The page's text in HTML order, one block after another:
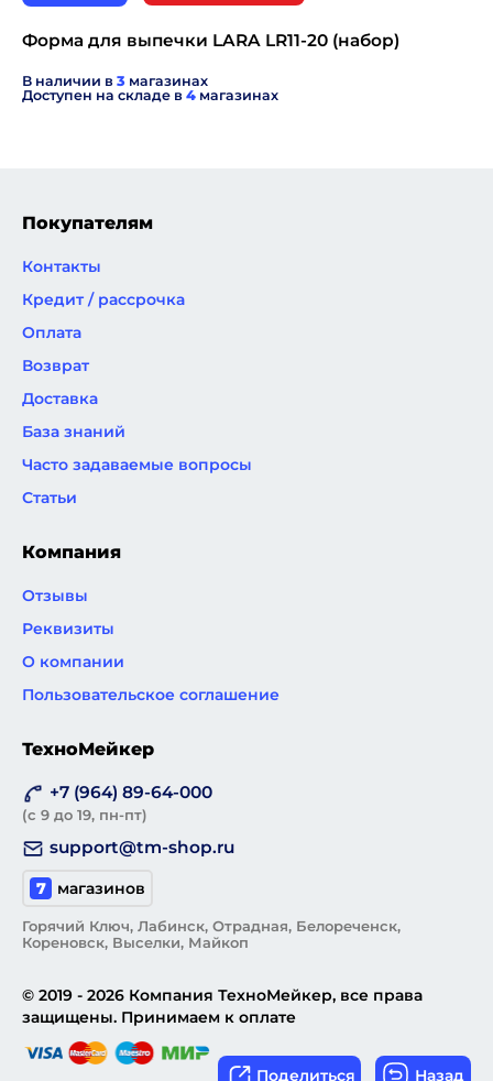
Поделиться
Форма для выпечки LARA LR11-20 (набор)
В наличии в 3 магазинах
Доступен на складе в 4 магазинах
Покупателям
Контакты
Кредит / рассрочка
Оплата
Возврат
Доставка
База знаний
Часто задаваемые вопросы
Статьи
Компания
Отзывы
Реквизиты
О компании
Пользовательское соглашение
ТехноМейкер
+7 (964) 89-64-000
(с 9 до 19, пн-пт)
support@tm-shop.ru
7 магазинов
Горячий Ключ, Лабинск, Отрадная, Белореченск,
Кореновск, Выселки, Майкоп
© 2019 - 2026 Компания ТехноМейкер, все права
защищены. Принимаем к оплате
Назад